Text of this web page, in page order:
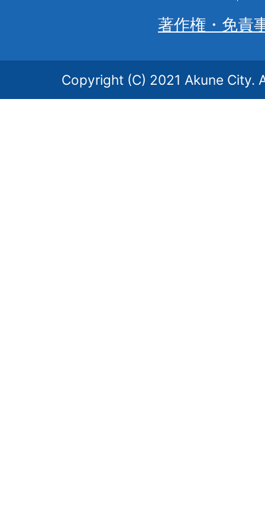
著作権・免責
Copyright (C) 2021 Akune City.